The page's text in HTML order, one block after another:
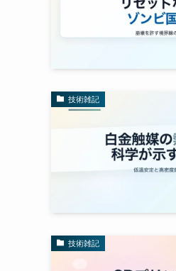
技術雑記
技術雑記